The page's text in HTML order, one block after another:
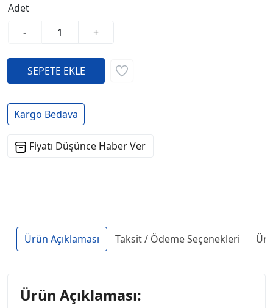
Adet
-
+
Kargo Bedava
Fiyatı Düşünce Haber Ver
Ürün Açıklaması Taksit / Ödeme Seçenekleri
Ürün Açıklaması: